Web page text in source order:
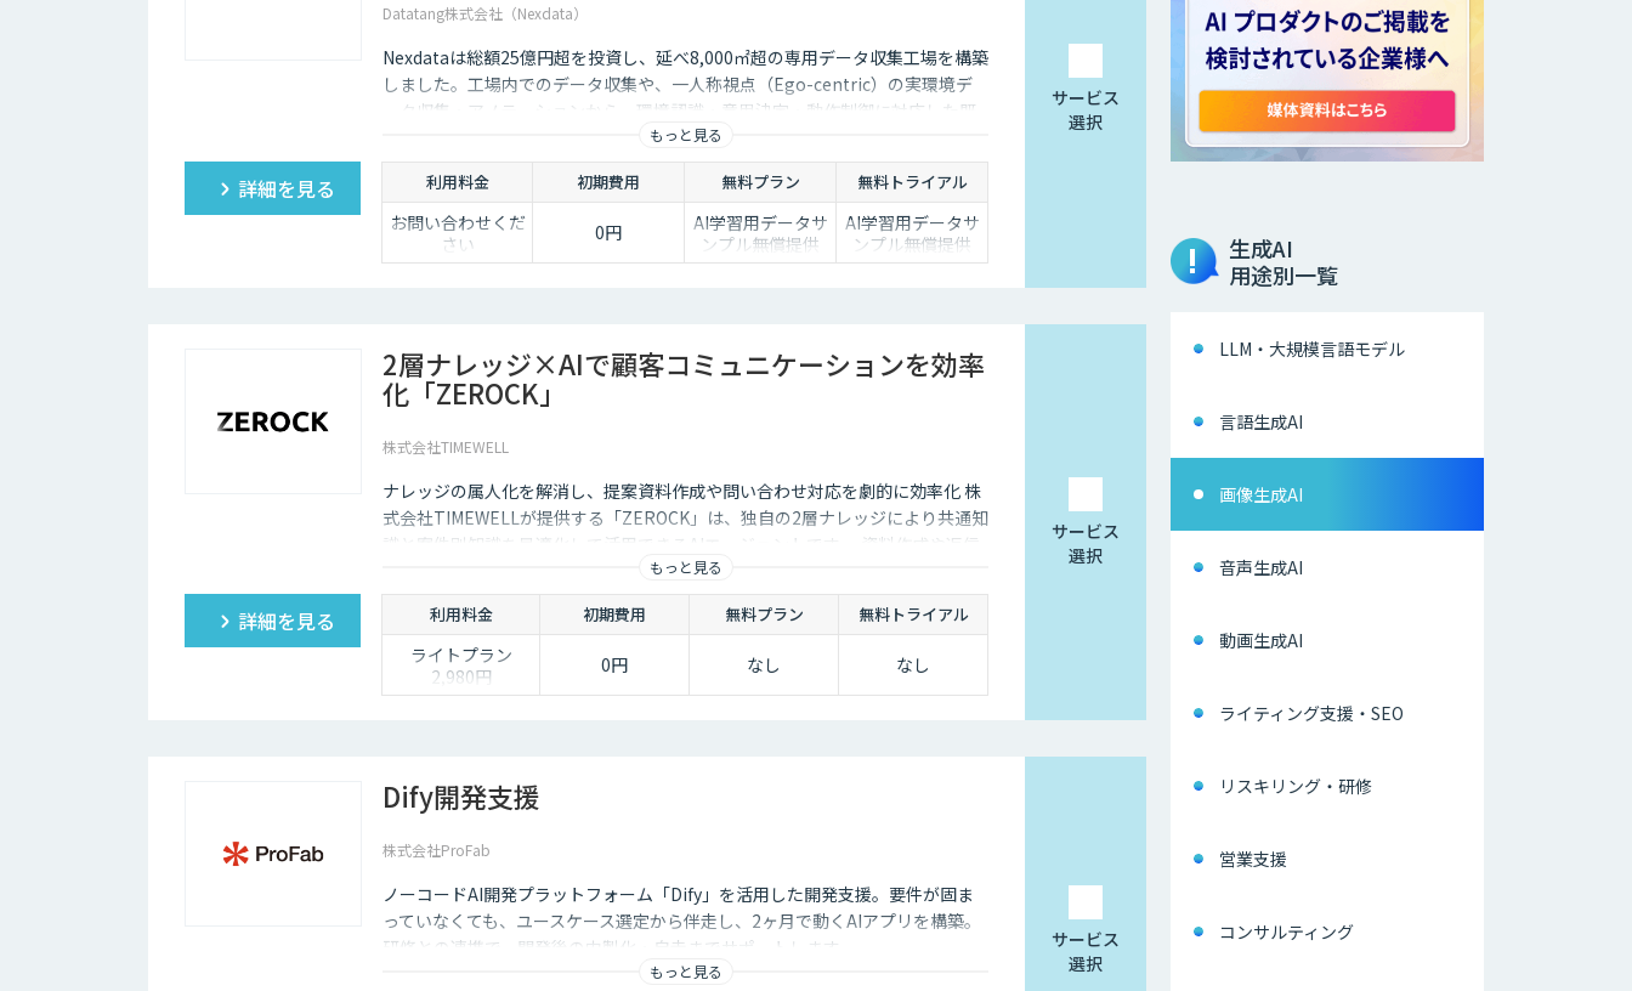
Datatang株式会社（Nexdata）
Nexdataは総額25億円超を投資し、延べ8,000㎡超の専用データ収集工場を構築
しました。工場内でのデータ収集や、一人称視点（Ego-centric）の実環境デ
ータ収集・アノテーションから、環境認識・意思決定・動作制御に対応した既
製データセットまで、フィジカルAI開発を加速させる包括的なデータソリュー
ションを提供いたします。
もっと見る
詳細を見る 利用料金 初期費用 無料プラン 無料トライアル
お問い合わせくだ
さい
0円
AI学習用データサ
ンプル無償提供
AI学習用データサ
ンプル無償提供
サービス
選択
2層ナレッジ×AIで顧客コミュニケーションを効率
化「ZEROCK」
株式会社TIMEWELL
ナレッジの属人化を解消し、提案資料作成や問い合わせ対応を劇的に効率化 株
式会社TIMEWELLが提供する「ZEROCK」は、独自の2層ナレッジにより共通知
識と案件別知識を最適化して活用できるAIエージェントです 。資料作成や返信
工数を最大80%削減し、商談獲得までを自動化します。
もっと見る
詳細を見る 利用料金 初期費用 無料プラン 無料トライアル
ライトプラン
2,980円
「まずは個人でAI
・AIチャット無制
限で、日々の壁打
※AIスライド作成
あり
スタンダードプラ
0円 なし なし
サービス
選択
Dify開発支援
株式会社ProFab
ノーコードAI開発プラットフォーム「Dify」を活用した開発支援。要件が固ま
っていなくても、ユースケース選定から伴走し、2ヶ月で動くAIアプリを構築。
研修との連携で、開発後の内製化・自走までサポートします。
もっと見る
サービス
選択
生成AI
用途別一覧
LLM・大規模言語モデル
言語生成AI
画像生成AI
音声生成AI
動画生成AI
ライティング支援・SEO
リスキリング・研修
営業支援
コンサルティング